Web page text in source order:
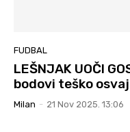
FUDBAL
LEŠNJAK UOČI
bodovi teško
Milan - 21 Nov 2025. 13:06